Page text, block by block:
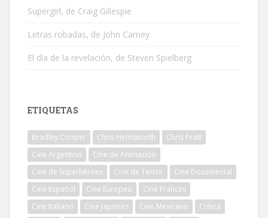
Supergirl, de Craig Gillespie
Letras robadas, de John Carney
El día de la revelación, de Steven Spielberg
ETIQUETAS
Bradley Cooper Chris Hemsworth
Chris Pratt
Cine Argentino
Cine de Animación
Cine de Superhéroes
Cine de Terror
Cine Documental
Cine Español
Cine Europeo
Cine Francés
Cine Italiano
Cine Japonés Cine Mexicano
Crítica